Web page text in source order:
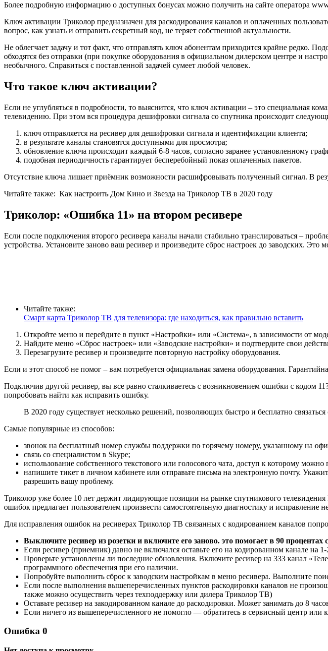
Более подробную информацию о доступных бонусах можно получить на сайте оператора
Ключ активации Триколор предназначен для раскодирования каналов и оплаченных
вопрос, как узнать и отправить секретный код, не теряет собственной актуальности.
Не облегчает задачу и тот факт, что отправлять ключ абонентам приходится крайне редко.
обходятся без отправки (при покупке оборудования в официальном дилерском центре и
необычного. Справиться с поставленной задачей сумеет любой человек.
Что такое ключ активации?
Если не углубляться в подробности, то выяснится, что ключ активации – это специальная
телевидению. При этом вся процедура дешифровки сигнала со спутника происходит
ключ отправляется на ресивер для дешифровки сигнала и идентификации клиента;
в результате каналы становятся доступными для просмотра;
обновление ключа происходит каждый 6-8 часов, согласно заранее установленному
подобная периодичность гарантирует бесперебойный показ оплаченных пакетов.
Отсутствие ключа лишает приёмник возможности расшифровывать полученный сигнал. В
Читайте также: Как настроить Дом Кино и Звезда на Триколор ТВ в 2020 году
Триколор: «Ошибка 11» на втором ресивере
Если после подключения второго ресивера каналы начали стабильно транслироваться –
устройства. Установите заново ваш ресивер и произведите сброс настроек до заводских.
Читайте также:
Смарт карта Триколор ТВ для телевизора: где находиться, как правильно вставить
Откройте меню и перейдите в пункт «Настройки» или «Система», в зависимости от
Найдите меню «Сброс настроек» или «Заводские настройки» и подтвердите свои
Перезагрузите ресивер и произведите повторную настройку оборудования.
Если и этот способ не помог – вам потребуется официальная замена оборудования.
Подключив другой ресивер, вы все равно сталкиваетесь с возникновением ошибки с кодом
попробовать найти как исправить ошибку.
В 2020 году существует несколько решений, позволяющих быстро и бесплатно
Самые популярные из способов:
звонок на бесплатный номер службы поддержки по горячему номеру, указанному на
связь со специалистом в Skype;
использование собственного текстового или голосового чата, доступ к которому
напишите тикет в личном кабинете или отправьте письма на электронную почту.
разрешить вашу проблему.
Триколор уже более 10 лет держит лидирующие позиции на рынке спутникового
ошибок предлагает пользователем произвести самостоятельную диагностику и исправление
Для исправления ошибок на ресиверах Триколор ТВ связанных с кодированием каналов
Выключите ресивер из розетки и включите его заново. это помогает в 90 процентах
Если ресивер (приемник) давно не включался оставьте его на кодированном канале на
Проверьте установлены ли последние обновления. Включите ресивер на 333 канал
программного обеспечения при его наличии.
Попробуйте выполнить сброс к заводским настройкам в меню ресивера. Выполните
Если после выполнения вышеперечисленных пунктов раскодировки каналов не
также можно осуществить через техподдержку или дилера Триколор ТВ)
Оставьте ресивер на закодированном канале до раскодировки. Может занимать до 8
Если ничего из вышеперечисленного не помогло — обратитесь в сервисный центр или
Ошибка 0